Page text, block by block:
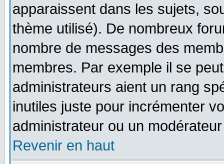
apparaissent dans les sujets,
thème utilisé). De nombreux
nombre de messages des
membres. Par exemple il se
administrateurs aient un rang
inutiles juste pour incrémenter
administrateur ou un
Revenir en haut